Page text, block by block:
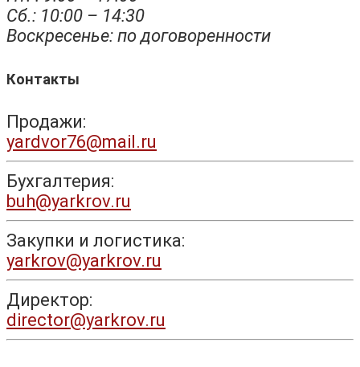
Сб.: 10:00 – 14:30
Воскресенье: по договоренности
Контакты
Продажи:
yardvor76@mail.ru
Бухгалтерия:
buh@yarkrov.ru
Закупки и логистика:
yarkrov@yarkrov.ru
Директор:
director@yarkrov.ru